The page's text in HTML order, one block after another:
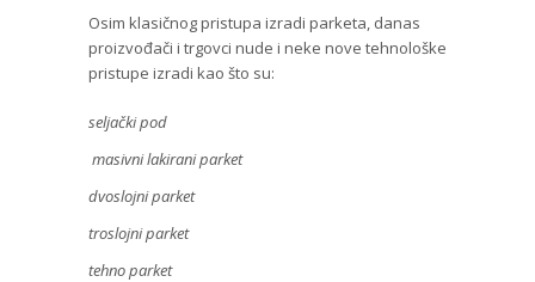
Osim klasičnog pristupa izradi parketa, danas
proizvođači i trgovci nude i neke nove tehnološke
pristupe izradi kao što su:
seljački pod
masivni lakirani parket
dvoslojni parket
troslojni parket
tehno parket